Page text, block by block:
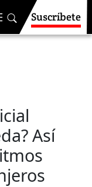
Suscríbete
Así